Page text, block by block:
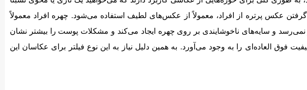
عکس پرتره از افراد، معمولاً از عکس‌های لطیف استفاده می‌شود. چهره افراد معمولاً
نمی‌رسد و سایه‌های ناخوشایندی بر روی چهره ایجاد می‌کند و مشکلات پوست را بیشتر نشان
فوق العاده‌ای را به وجود می‌آورد. به همین دلیل نیاز به این نوع فیلتر برای عکاسان این